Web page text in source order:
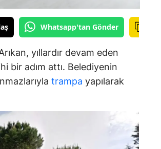
Whatsapp'tan Gönder
yıllardır devam eden
bir adım attı. Belediyenin
trampa yapılarak